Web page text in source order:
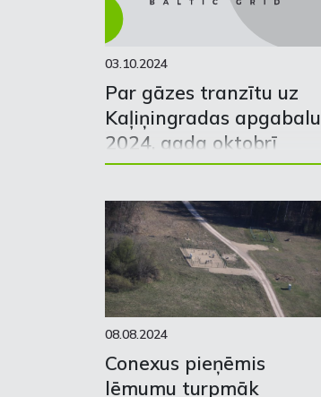
03.10.2024
Par gāzes tranzītu uz
Kaļiņingradas apgabalu
2024. gada oktobrī
08.08.2024
Conexus pieņēmis
lēmumu turpmāk